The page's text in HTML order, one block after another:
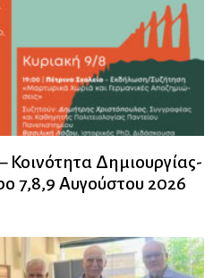
Δημιουργίας-
7,8,9 Αυγούστου 2026